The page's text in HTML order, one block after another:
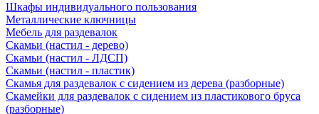
Шкафы индивидуального пользования
Металлические ключницы
Мебель для раздевалок
Скамьи (настил - дерево)
Скамьи (настил - ЛДСП)
Скамьи (настил - пластик)
Скамья для раздевалок с сидением из дерева (разборные)
Скамейки для раздевалок с сидением из пластикового бруса
(разборные)